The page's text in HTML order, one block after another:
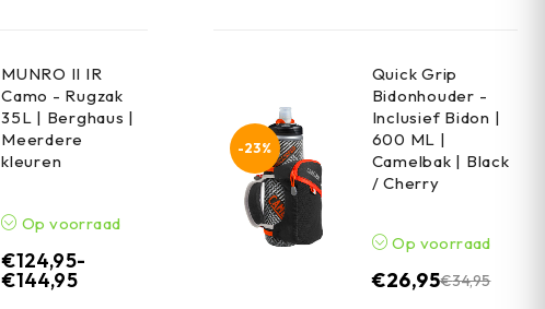
MUNRO II IR
Camo - Rugzak
35L | Berghaus |
Meerdere
kleuren
Op voorraad
€124,95-
€144,95
-23%
Quick Grip
Bidonhouder -
Inclusief Bidon |
600 ML |
Camelbak | Black
/ Cherry
Op voorraad
€34,95
€26,95